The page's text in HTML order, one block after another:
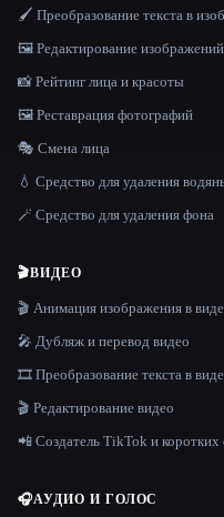
🖌️ Преобразование текста в
🖼️ Редактирование изображений
📸 Рейтинг лица и красоты
🖼️ Реставрация фотографий
🎭 Смена лица
💧 Средство для удаления
🪄 Средство для удаления фона
🎬ВИДЕО
🎬 Анимация изображения в
🎤 Дубляж и перевод видео
🎞️ Преобразование текста в
🎬 Редактирование видео
📲 Создатель TikTok и коротких
🎧АУДИО И ГОЛОС